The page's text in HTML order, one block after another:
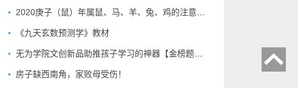
《九天玄数预测学》教材
房子缺西南角，家败母受伤！